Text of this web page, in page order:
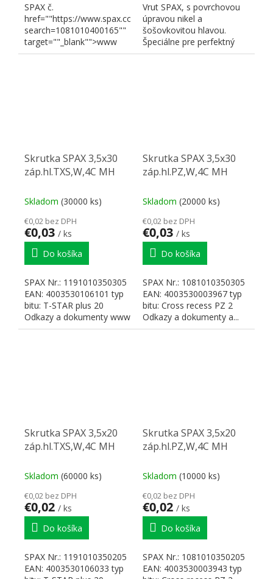
SPAX č.
href=""https://www.spax.com/en/search?
search=1081010400165""
target=""_blank"">www
SPAX "
Vrut SPAX, s povrchovou
úpravou nikel a
šošovkovitou hlavou.
Špeciálne pre perfektný
vzhľad pántov.
Skrutka SPAX 3,5x30
záp.hl.TXS,W,4C MH
Skladom (30000 ks)
€0,02 bez DPH
€0,03 / ks
Do košíka
SPAX Nr.: 1191010350305
EAN: 4003530106101 typ
bitu: T-STAR plus 20
Odkazy a dokumenty www
SPAX
Skrutka SPAX 3,5x30
záp.hl.PZ,W,4C MH
Skladom (20000 ks)
€0,02 bez DPH
€0,03 / ks
Do košíka
SPAX Nr.: 1081010350305
EAN: 4003530003967 typ
bitu: Cross recess PZ 2
Odkazy a dokumenty a...
Skrutka SPAX 3,5x20
záp.hl.TXS,W,4C MH
Skladom (60000 ks)
€0,02 bez DPH
€0,02 / ks
Do košíka
SPAX Nr.: 1191010350205
EAN: 4003530106033 typ
Skrutka SPAX 3,5x20
záp.hl.PZ,W,4C MH
Skladom (10000 ks)
€0,02 bez DPH
€0,02 / ks
Do košíka
SPAX Nr.: 1081010350205
EAN: 4003530003943 typ